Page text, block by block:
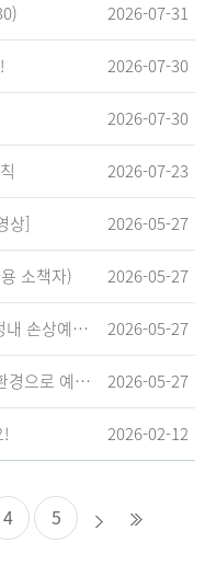
2026-07-31
2026-07-30
2026-07-30
2026-07-23
상] 2026-05-27
소책자) 2026-05-27
<쑥쑥 안전 놀이책> 영유아 가정내 손상예방_영유아 놀이형 교육 교재 2026-05-27
집에서 시작되는 사고, 안전한 환경으로 예방해요 2026-05-27
! 2026-02-12
4 5